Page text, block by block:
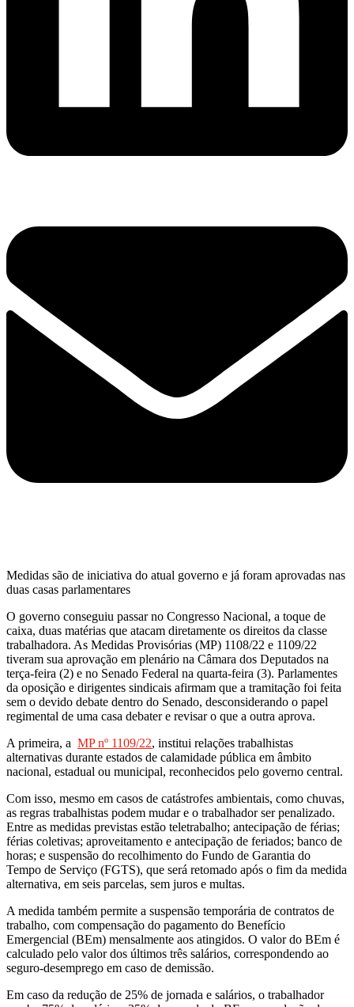
Medidas são de iniciativa do atual governo e já foram aprovadas nas
duas casas parlamentares
O governo conseguiu passar no Congresso Nacional, a toque de
caixa, duas matérias que atacam diretamente os direitos da classe
trabalhadora. As Medidas Provisórias (MP) 1108/22 e 1109/22
tiveram sua aprovação em plenário na Câmara dos Deputados na
terça-feira (2) e no Senado Federal na quarta-feira (3). Parlamentes
da oposição e dirigentes sindicais afirmam que a tramitação foi feita
sem o devido debate dentro do Senado, desconsiderando o papel
regimental de uma casa debater e revisar o que a outra aprova.
A primeira, a MP nº 1109/22, institui relações trabalhistas
alternativas durante estados de calamidade pública em âmbito
nacional, estadual ou municipal, reconhecidos pelo governo central.
Com isso, mesmo em casos de catástrofes ambientais, como chuvas,
as regras trabalhistas podem mudar e o trabalhador ser penalizado.
Entre as medidas previstas estão teletrabalho; antecipação de férias;
férias coletivas; aproveitamento e antecipação de feriados; banco de
horas; e suspensão do recolhimento do Fundo de Garantia do
Tempo de Serviço (FGTS), que será retomado após o fim da medida
alternativa, em seis parcelas, sem juros e multas.
A medida também permite a suspensão temporária de contratos de
trabalho, com compensação do pagamento do Benefício
Emergencial (BEm) mensalmente aos atingidos. O valor do BEm é
calculado pelo valor dos últimos três salários, correspondendo ao
seguro-desemprego em caso de demissão.
Em caso da redução de 25% de jornada e salários, o trabalhador